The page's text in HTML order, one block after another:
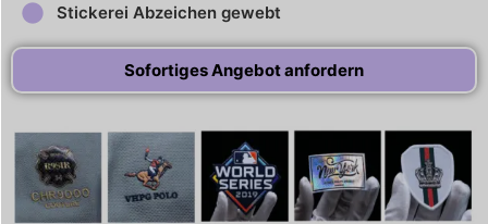
Stickerei Abzeichen gewebt
Sofortiges Angebot anfordern